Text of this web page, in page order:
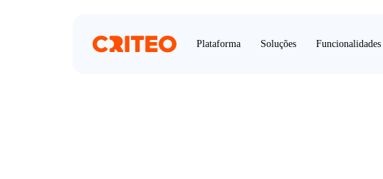
Plataforma Soluções Funcionalidades